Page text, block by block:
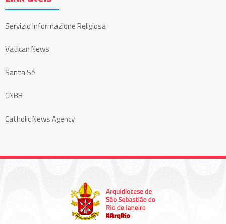
Servizio Informazione Religiosa
Vatican News
Santa Sé
CNBB
Catholic News Agency